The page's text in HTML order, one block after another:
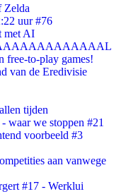
Zelda
uur #76
met AI
free-to-play games!
van de Eredivisie
tijden
waar we stoppen #21
voorbeeld #3
aan vanwege
#17 - Werklui